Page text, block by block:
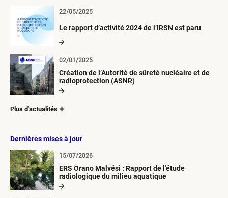
Le rapport d’activité 2024 de l’IRSN est paru
22/05/2025
Création de l’Autorité de sûreté nucléaire et de
radioprotection (ASNR)
02/01/2025
Plus d'actualités
Dernières mises à jour
ERS Orano Malvési : Rapport de l'étude
radiologique du milieu aquatique
15/07/2026